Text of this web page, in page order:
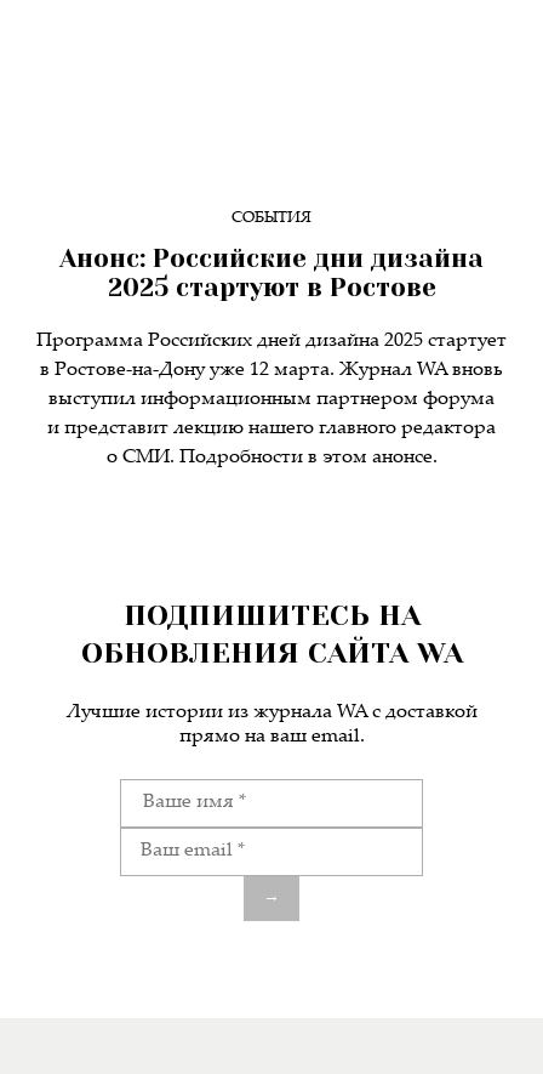
СОБЫТИЯ
Анонс: Российские дни дизайна
2025 стартуют в Ростове
Программа Российских дней дизайна 2025 стартует
в Ростове-на-Дону уже 12 марта. Журнал WA вновь
выступил информационным партнером форума
и представит лекцию нашего главного редактора
о СМИ. Подробности в этом анонсе.
ПОДПИШИТЕСЬ НА
ОБНОВЛЕНИЯ САЙТА WA
Лучшие истории из журнала WA c доставкой
прямо на ваш email.
→